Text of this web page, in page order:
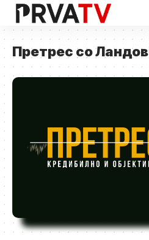
Претрес со Ландов